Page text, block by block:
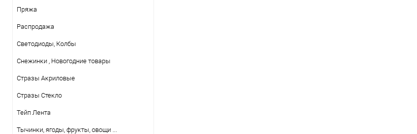
Пряжа
Распродажа
Светодиоды, Колбы
Снежинки , Новогодние товары
Стразы Акриловые
Стразы Стекло
Тейп Лента
Тычинки, ягоды, фрукты, овощи ...